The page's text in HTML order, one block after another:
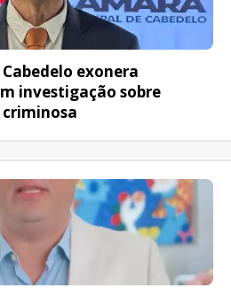
exonera
investigação sobre